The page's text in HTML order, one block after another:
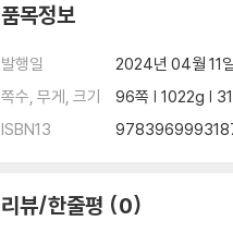
품목정보
발행일
2024년 04월 11
쪽수, 무게, 크기
96쪽 | 1022g |
ISBN13
리뷰/한줄평 0